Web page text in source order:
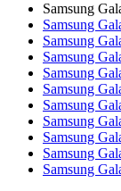
Samsung
Samsung
Samsung
Samsung
Samsung
Samsung
Samsung
Samsung
Samsung
Samsung
Samsung